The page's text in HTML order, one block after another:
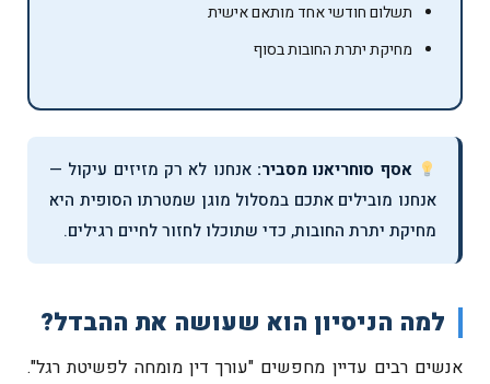
תשלום חודשי אחד מותאם אישית
מחיקת יתרת החובות בסוף
אסף סוחריאנו מסביר: אנחנו לא רק מזיזים עיקול —
אנחנו מובילים אתכם במסלול מוגן שמטרתו הסופית היא
מחיקת יתרת החובות, כדי שתוכלו לחזור לחיים רגילים.
למה הניסיון הוא שעושה את ההבדל?
אנשים רבים עדיין מחפשים "עורך דין מומחה לפשיטת רגל".